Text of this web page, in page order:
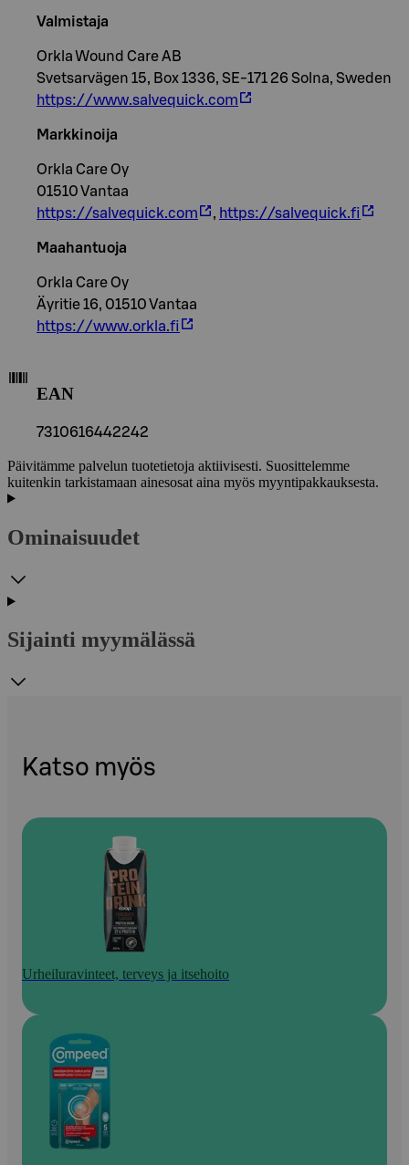
Valmistaja
Orkla Wound Care AB
Svetsarvägen 15, Box 1336, SE-171 26 Solna, Sweden
https://www.salvequick.com
Markkinoija
Orkla Care Oy
01510 Vantaa
https://salvequick.com
, https://salvequick.fi
Maahantuoja
Orkla Care Oy
Äyritie 16, 01510 Vantaa
https://www.orkla.fi
EAN
7310616442242
Päivitämme palvelun tuotetietoja aktiivisesti. Suosittelemme
kuitenkin tarkistamaan ainesosat aina myös myyntipakkauksesta.
Ominaisuudet
Sijainti myymälässä
Katso myös
Urheiluravinteet, terveys ja itsehoito